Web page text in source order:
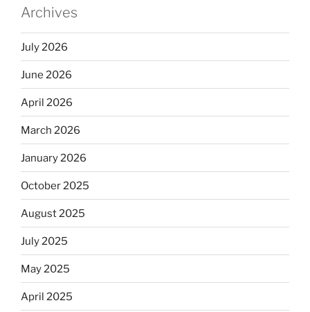
Archives
July 2026
June 2026
April 2026
March 2026
January 2026
October 2025
August 2025
July 2025
May 2025
April 2025